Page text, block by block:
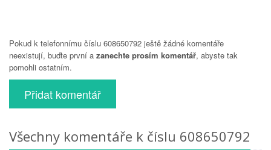
Pokud k telefonnímu číslu 608650792 ještě žádné komentáře
neexistují, buďte první a zanechte prosím komentář, abyste tak
pomohli ostatním.
Přidat komentář
Všechny komentáře k číslu 608650792